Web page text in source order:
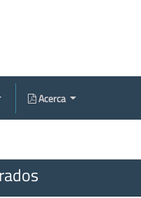
Acerca